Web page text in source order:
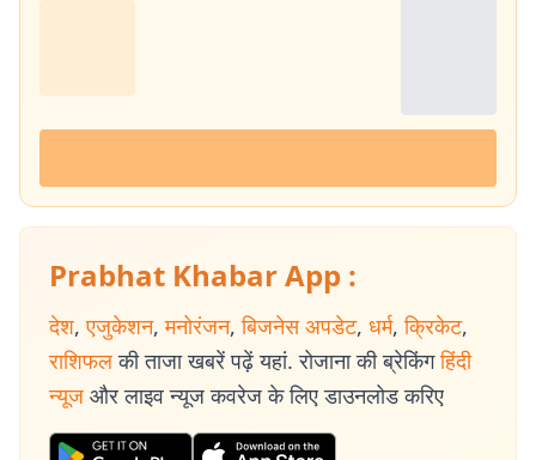
Prabhat Khabar App :
देश, एजुकेशन, मनोरंजन, बिजनेस अपडेट, धर्म, क्रिकेट,
राशिफल की ताजा खबरें पढ़ें यहां. रोजाना की ब्रेकिंग हिंदी
न्यूज और लाइव न्यूज कवरेज के लिए डाउनलोड करिए